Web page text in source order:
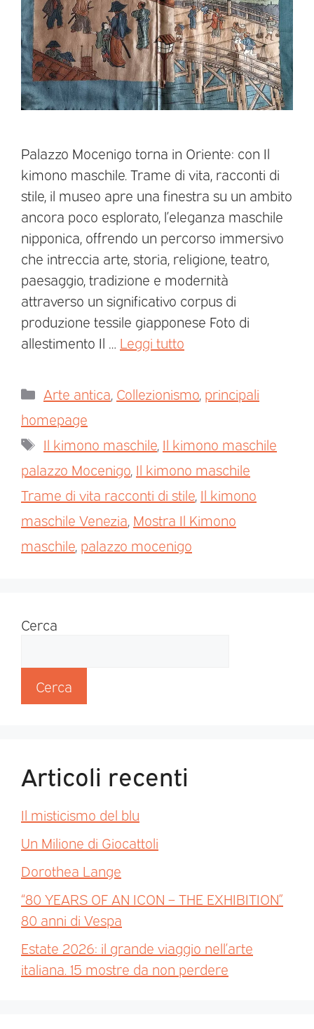
Palazzo Mocenigo torna in Oriente: con Il
kimono maschile. Trame di vita, racconti di
stile, il museo apre una finestra su un ambito
ancora poco esplorato, l’eleganza maschile
nipponica, offrendo un percorso immersivo
che intreccia arte, storia, religione, teatro,
paesaggio, tradizione e modernità
attraverso un significativo corpus di
produzione tessile giapponese Foto di
allestimento Il … Leggi tutto
Arte antica Collezionismo principali
homepage
Il kimono maschile Il kimono maschile
palazzo Mocenigo Il kimono maschile
Trame di vita racconti di stile Il kimono
maschile Venezia Mostra Il Kimono
maschile palazzo mocenigo
Cerca
Cerca
Articoli recenti
Il misticismo del blu
Un Milione di Giocattoli
Dorothea Lange
“80 YEARS OF AN ICON – THE EXHIBITION”
80 anni di Vespa
Estate 2026: il grande viaggio nell’arte
italiana. 15 mostre da non perdere